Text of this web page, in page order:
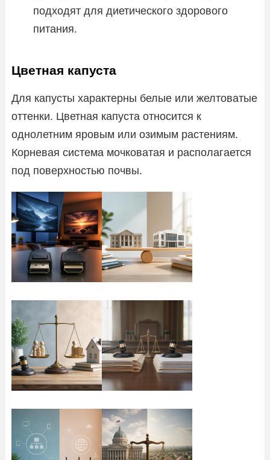
подходят для диетического здорового
питания.
Цветная капуста
Для капусты характерны белые или желтоватые
оттенки. Цветная капуста относится к
однолетним яровым или озимым растениям.
Корневая система мочковатая и располагается
под поверхностью почвы.